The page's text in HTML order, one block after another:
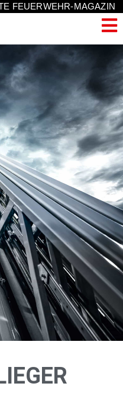
FEUERWEHR-MAGAZIN